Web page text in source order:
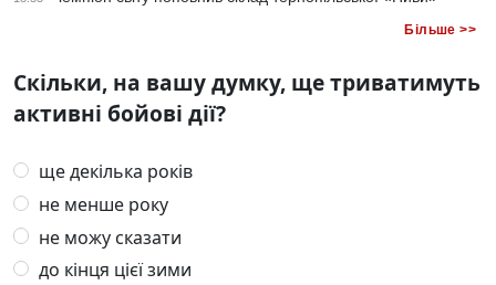
Більше >>
Скільки, на вашу думку, ще триватимуть
активні бойові дії?
ще декілька років
не менше року
не можу сказати
до кінця цієї зими